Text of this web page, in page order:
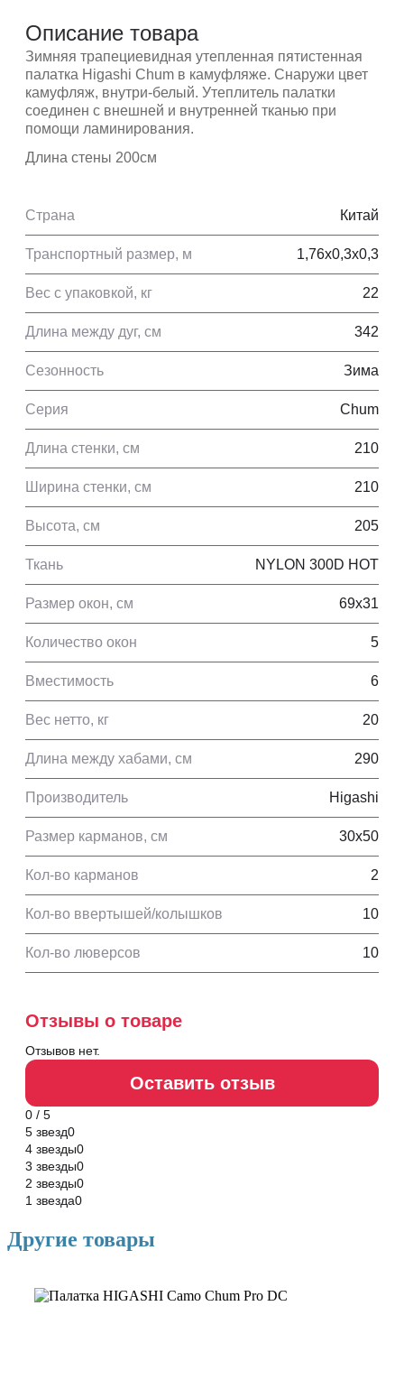
Описание товара
Зимняя трапециевидная утепленная пятистенная
палатка Higashi Chum в камуфляже. Снаружи цвет
камуфляж, внутри-белый. Утеплитель палатки
соединен с внешней и внутренней тканью при
помощи ламинирования.
Длина стены 200см
Страна Китай
Транспортный размер, м 1,76x0,3x0,3
Вес с упаковкой, кг 22
Длина между дуг, см 342
Сезонность Зима
Серия Chum
Длина стенки, см 210
Ширина стенки, см 210
Высота, см 205
Ткань NYLON 300D HOT
Размер окон, см 69x31
Количество окон 5
Вместимость 6
Вес нетто, кг 20
Длина между хабами, см 290
Производитель Higashi
Размер карманов, см 30x50
Кол-во карманов 2
Кол-во ввертышей/колышков 10
Кол-во люверсов 10
Отзывы о товаре
Отзывов нет.
Оставить отзыв
0 / 5
5 звезд0
4 звезды0
3 звезды0
2 звезды0
1 звезда0
Другие товары